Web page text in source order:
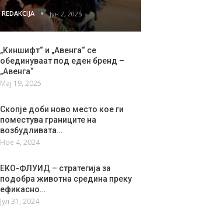
REDAKCIJA Јун 2, 2025
„Киншифт“ и „Авенга“ се
обединуваат под еден бренд –
„Авенга“
Мај 19, 2025
Скопје доби ново место кое ги
поместува границите на
возбудливата…
Ное 4, 2024
ЕКО-ФЛУИД – стратегија за
подобра животна средина преку
ефикасно…
Јул 31, 2024